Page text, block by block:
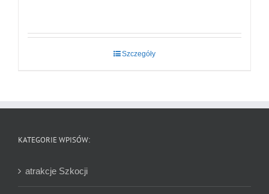
Szczegóły
KATEGORIE WPISÓW:
atrakcje Szkocji